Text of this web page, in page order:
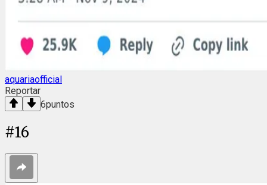
aquariaofficial
Reportar
6puntos
#16